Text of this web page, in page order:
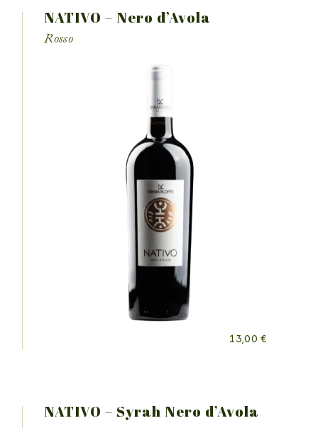
NATIVO – Nero d’Avola
Rosso
13,00€
NATIVO – Syrah Nero d’Avola